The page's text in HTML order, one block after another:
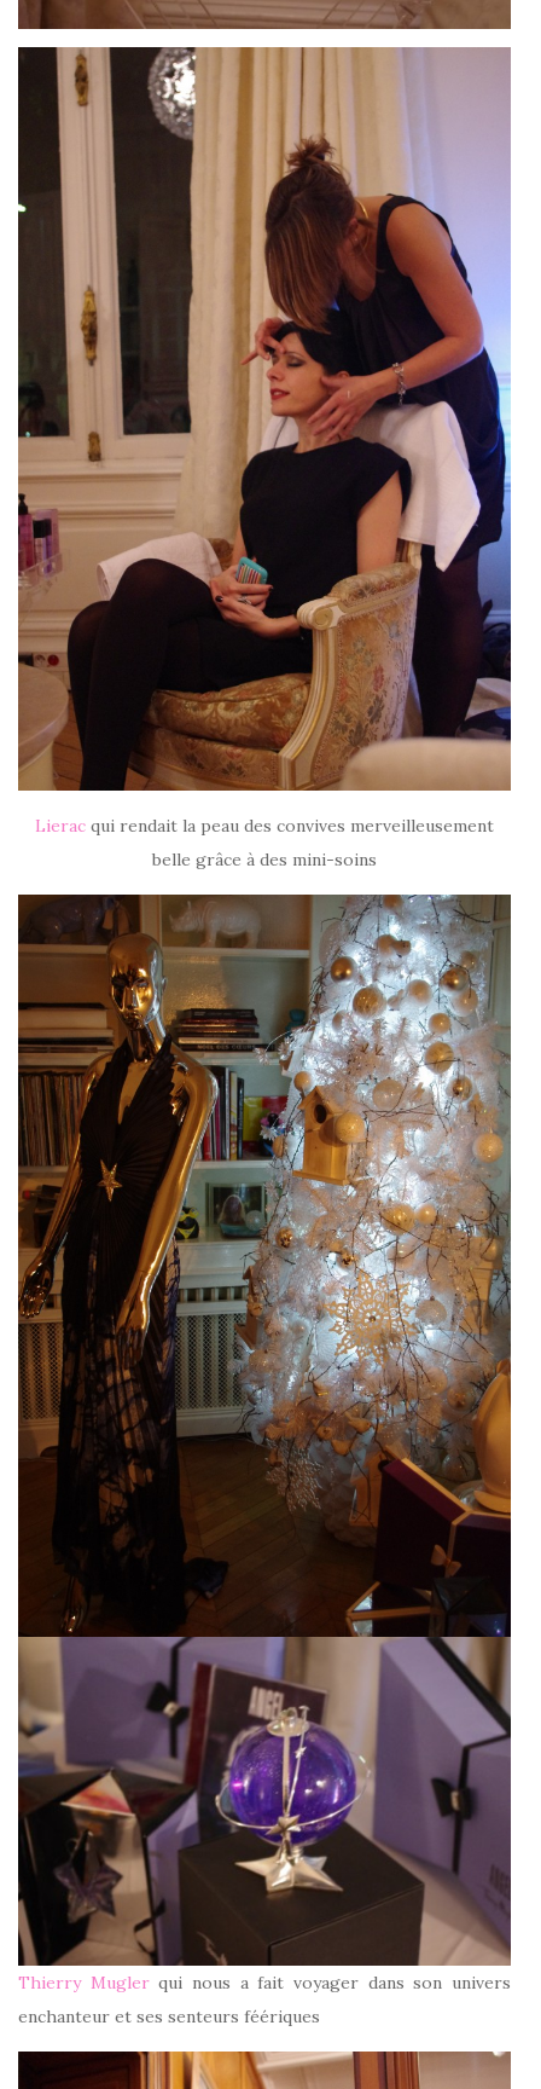
Lierac qui rendait la peau des convives merveilleusement
belle grâce à des mini-soins
Thierry Muglerqui nous a fait voyager dans son univers
enchanteur et ses senteurs féériques